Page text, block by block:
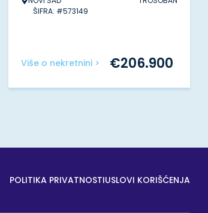
ŠIFRA: #573149
Više o nekretnini > €206.900
POLITIKA PRIVATNOSTIUSLOVI KORIŠĆENJA